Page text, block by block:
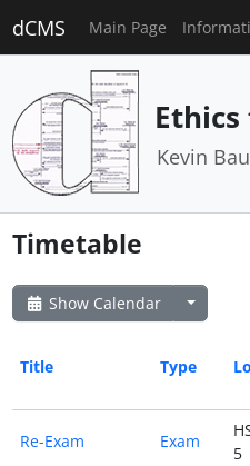
dCMS Main Page
Kevin
Timetable
Show Calendar
Title Type
Re-Exam Exam
5